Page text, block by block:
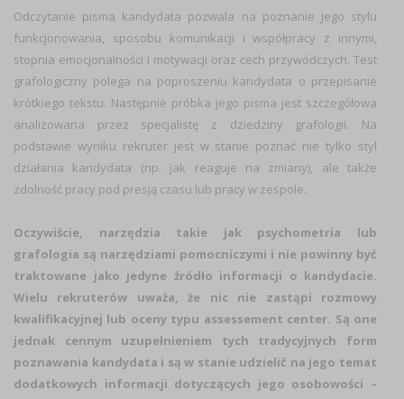
Odczytanie pisma kandydata pozwala na poznanie jego stylu
funkcjonowania, sposobu komunikacji i współpracy z innymi,
stopnia emocjonalności i motywacji oraz cech przywódczych. Test
grafologiczny polega na poproszeniu kandydata o przepisanie
krótkiego tekstu. Następnie próbka jego pisma jest szczegółowa
analizowana przez specjalistę z dziedziny grafologii. Na
podstawie wyniku rekruter jest w stanie poznać nie tylko styl
działania kandydata (np. jak reaguje na zmiany), ale także
zdolność pracy pod presją czasu lub pracy w zespole.
Oczywiście, narzędzia takie jak psychometria lub
grafologia są narzędziami pomocniczymi i nie powinny być
traktowane jako jedyne źródło informacji o kandydacie.
Wielu rekruterów uważa, że nic nie zastąpi rozmowy
kwalifikacyjnej lub oceny typu assessement center. Są one
jednak cennym uzupełnieniem tych tradycyjnych form
poznawania kandydata i są w stanie udzielić na jego temat
dodatkowych informacji dotyczących jego osobowości –